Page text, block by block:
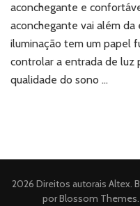
opção
perfeita
para
ambientes
intimistas
e
aconchegante e
aconchegante vai além da
iluminação tem um papel
controlar a entrada de
qualidade do sono …
2026 Direitos autorais Altex.
porBlossom Themes